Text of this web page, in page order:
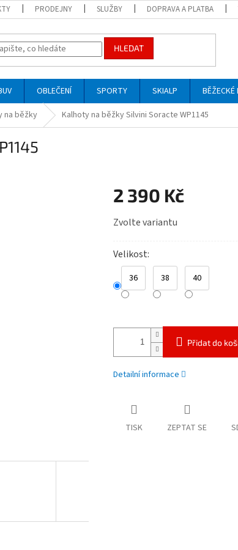
PRODEJNY SLUŽBY DOPRAVA A PLATBA
HLEDAT
OBLEČENÍ SPORTY SKIALP BĚŽECKÉ
na běžky Kalhoty na běžky Silvini Soracte WP1145
2 390 Kč
cena:
Zvolte variantu
Velikost
36 38 40
Přidat do
Detailní informace
TISK ZEPTAT SE